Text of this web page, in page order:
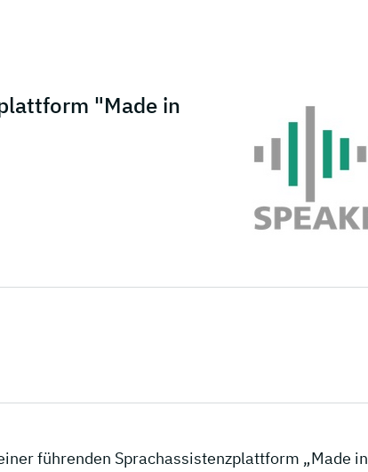
"Made in
führenden Sprachassistenzplattform „Made in